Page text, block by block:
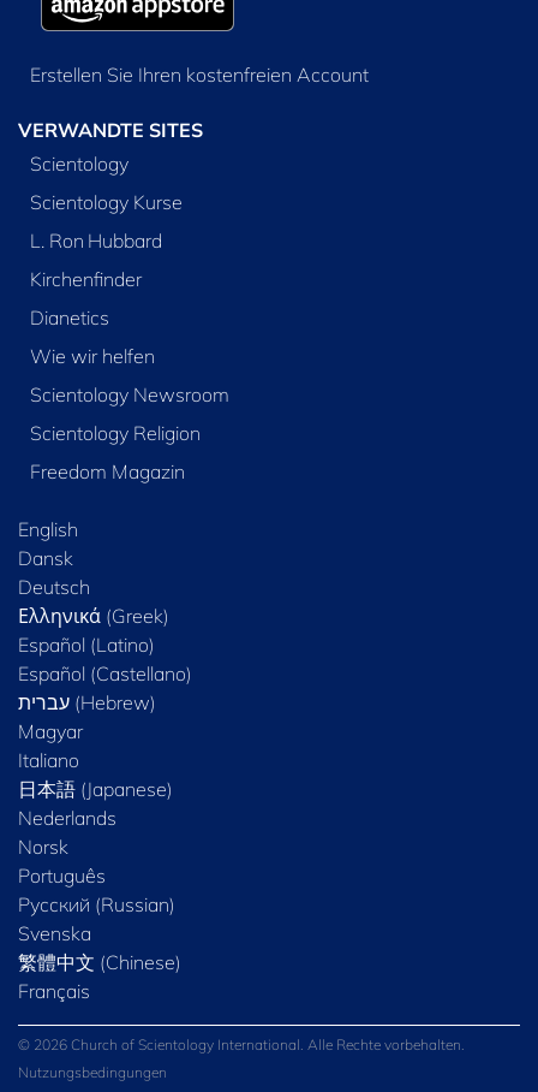
Erstellen Sie Ihren kostenfreien Account
VERWANDTE SITES
Scientology
Scientology Kurse
L. Ron Hubbard
Kirchenfinder
Dianetics
Wie wir helfen
Scientology Newsroom
Scientology Religion
Freedom Magazin
English
Dansk
Deutsch
Ελληνικά (Greek)
Español (Latino)
Español (Castellano)
Magyar
Italiano
日本語 (Japanese)
Nederlands
Norsk
Português
Русский (Russian)
Svenska
繁體中文 (Chinese)
Français
© 2026 Church of Scientology International. Alle Rechte vorbehalten.
Nutzungsbedingungen